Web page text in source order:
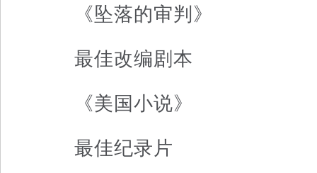
《坠落的审判》
最佳改编剧本
《美国小说》
最佳纪录片